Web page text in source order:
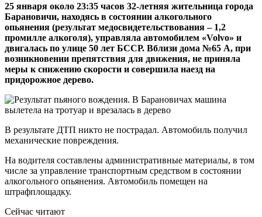
25 января около 23:35 часов 32-летняя жительница города
Барановичи, находясь в состоянии алкогольного
опьянения (результат медосвидетельствования – 1,2
промилле алкоголя), управляла автомобилем «Volvo» и
двигалась по улице 50 лет БССР. Вблизи дома №65 А, при
возникновении препятствия для движения, не приняла
меры к снижению скорости и совершила наезд на
придорожное дерево.
В результате ДТП никто не пострадал. Автомобиль получил
механические повреждения.
На водителя составлены административные материалы, в том
числе за управление транспортным средством в состоянии
алкогольного опьянения. Автомобиль помещен на
штрафплощадку.
Сейчас читают